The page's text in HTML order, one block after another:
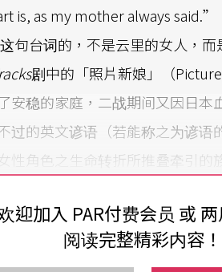
is, as my mother always
句台词的，不是云里的女人，而
剧中的「照片新娘」（
安稳的家庭，二战期间又因日本
过的英文谚语（若能称之为谚
性角色之生命转折所推叠牵引
剧中日本新娘的颠沛流离，成
类离散记述中，以母／女性传承
识体系延续的谱系，有何不同呢？
迎加入 PAR付费会员 或
阅读完整精彩内容！